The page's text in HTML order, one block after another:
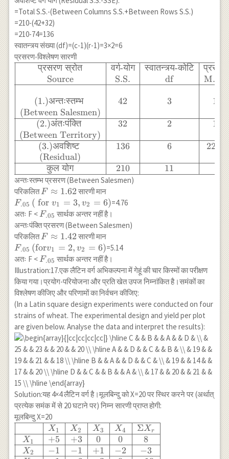
=\frac{64+64}
{4} -0 \\
\approx
\frac{128}{4}-0
\\ \approx 32-0
\\ \approx 32
=Total S.S.-(Between Columns S.S.+Between Rows S.S.)
=210-(42+32)
=210-74=136
स्वातन्त्र्य संख्या (df)=(c-1)(r-1)=3×2=6
प्रसरण-विश्लेषण सारणी
\begin{array}
{|c|c|c|c|c|} \hline
& \text{वर्ग-योग} &
\text{स्वातन्त्र्य-
कोटि}
&\text{प्रसरण} &
\text{प्रसरणानुपात}
\\ \text{Source}
& \text{S.S.} &
\text{df} &
\text{M.S.S.} &
\text{(F)} \\
\hline & & & & \\
\text{(1.)अन्तःस्तम्भ
} & 42 & 3 & 14 &
F=\frac{22.67}
{14} \\
\text{(Between
Salesmen)} & & &
& F \approx 1.62
\\ \hline
\text{(2.)अंतःपंक्ति
} & 32 & 2 & 16 &
F=\frac{22.67}
{16} \\
\text{(Between
Territory)} & & &
& F \approx 1.42
\\ \hline
\text{(3.)अवशिष्ट }
& 136 & 6 & 22.67
& \\
\text{(Residual)}
& & & & \\ \hline
\text{कुल योग} &
210 & 11 & & \\
प्रसरण स्रोत
Source
(1.)अन्तःस्तम्भ
(Between Salesmen)
(2.)अंतःपंक्ति
(Between Territory)
(3.)अवशिष्ट
(Residual)
कुल योग
वर्ग-योग
S.S.
42
32
136
210
स्वातन्त्र्य-कोटि
df
3
2
6
11
प्रसरण
14
16
22.67
अन्तःस्तम्भ प्रसरण (Between Salesmen)
परिकलितF
\approx
1.62
F ≈ 1.62 सारणी मान
F_{.05}
\left(\text {
for } v_1=3,
v_2=6\right)
F .05 ( forv1 = 3, v2 = 6)=4.76
अतः F <F_{.05}
F .05 सार्थक अन्तर नहीं है।
अन्तःपंक्ति प्रसरण (Between Salesmen)
परिकलितF
\approx
1.42
F ≈ 1.42 सारणी मान
F_{.05}
\left(\text{for}
v_1=2,
v_2=6\right)
F .05 (forv1 = 2, v2 = 6)=5.14
अतः F <F_{.05}
F .05 सार्थक अन्तर नहीं है।
Illustration:17.एक लैटिन वर्ग अभिकल्पना में गेहूं की चार किस्मों का परीक्षण
किया गया।प्रयोग-परियोजना और प्रति खेत उपज निम्नांकित है।समंकों का
विश्लेषण कीजिए और परिणामों का निर्वचन कीजिए:
(In a Latin square design experiments were conducted on four
strains of wheat. The experimental design and yield per plot
are given below. Analyse the data and interpret the results):
Solution:यह 4×4 लैटिन वर्ग है।मूलबिन्दु को X=20 पर स्थिर करने पर (अर्थात्
प्रत्येक समंक में से 20 घटाने पर) निम्न सारणी प्राप्त होगी:
मूलबिन्दु X=20
\begin{array}
{|c|c|c|c|c|c|}
\hline & X_1
X 1
X2
X 1
+5
−1
X2
+3
−1
X3
0
+1
X4
0
−2
ΣXr
8
−3